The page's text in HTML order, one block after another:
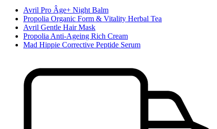
Avril Pro Âge+ Night Balm
Propolia Organic Form & Vitality Herbal Tea
Avril Gentle Hair Mask
Propolia Anti-Ageing Rich Cream
Mad Hippie Corrective Peptide Serum